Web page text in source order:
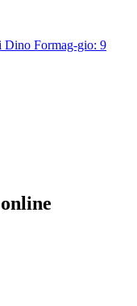
Dino Formag-gio: 9